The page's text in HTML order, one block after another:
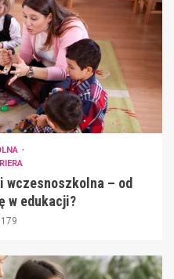
wczesnoszkolna – od
w edukacji?
179